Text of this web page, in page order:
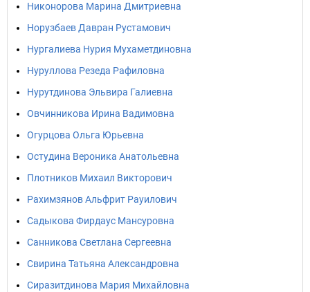
Никонорова Марина Дмитриевна
Норузбаев Давран Рустамович
Нургалиева Нурия Мухаметдиновна
Нуруллова Резеда Рафиловна
Нурутдинова Эльвира Галиевна
Овчинникова Ирина Вадимовна
Огурцова Ольга Юрьевна
Остудина Вероника Анатольевна
Плотников Михаил Викторович
Рахимзянов Альфрит Рауилович
Садыкова Фирдаус Мансуровна
Санникова Светлана Сергеевна
Свирина Татьяна Александровна
Сиразитдинова Мария Михайловна